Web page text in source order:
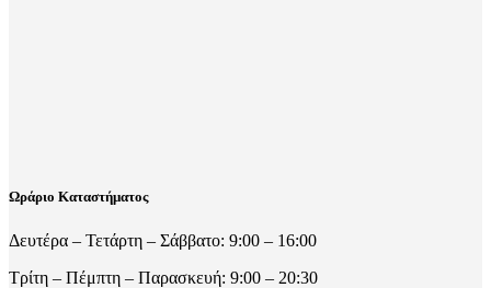
Ωράριο Καταστήματος
Δευτέρα – Τετάρτη – Σάββατο: 9:00 – 16:00
Τρίτη – Πέμπτη – Παρασκευή: 9:00 – 20:30